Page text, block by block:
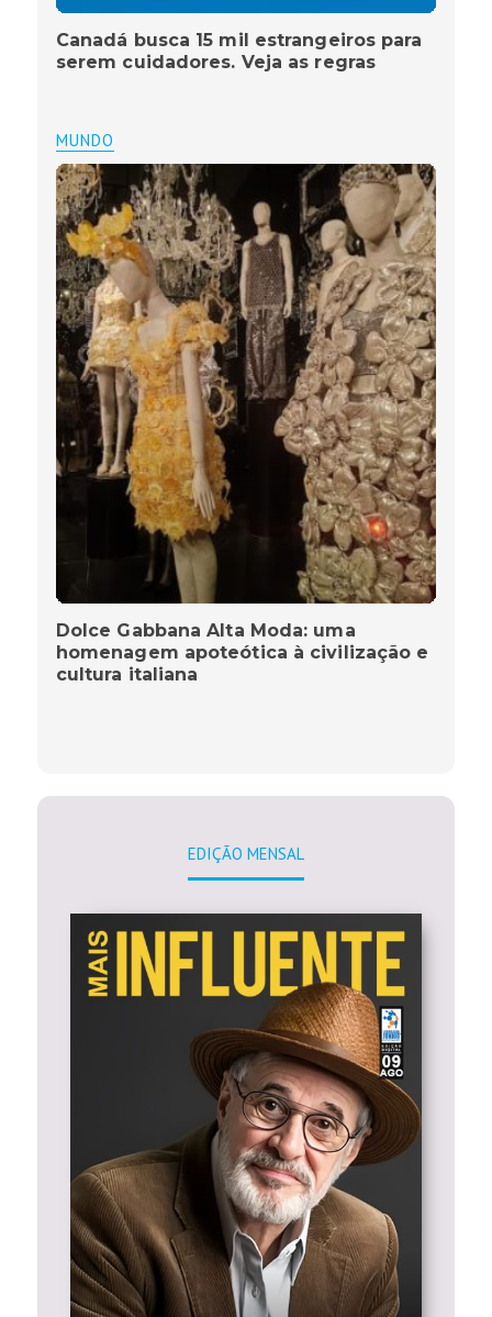
Canadá busca 15 mil estrangeiros para
serem cuidadores. Veja as regras
MUNDO
Dolce Gabbana Alta Moda: uma
homenagem apoteótica à civilização e
cultura italiana
EDIÇÃO MENSAL